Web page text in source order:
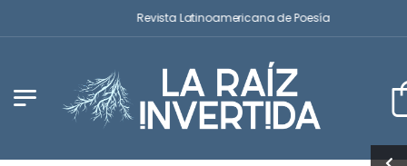
Revista Latinoamericana de Poesía